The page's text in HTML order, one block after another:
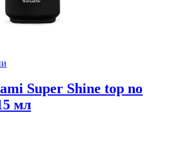
Super Shine top no
мл